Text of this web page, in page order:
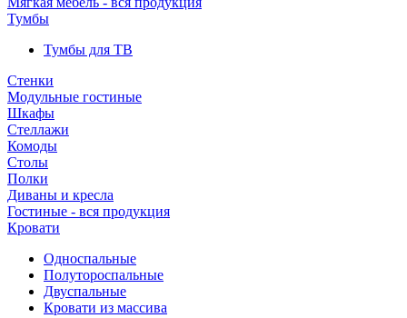
Тумбы
Тумбы для ТВ
Стенки
Модульные гостиные
Шкафы
Стеллажи
Комоды
Столы
Полки
Диваны и кресла
Гостиные - вся продукция
Кровати
Односпальные
Полутороспальные
Двуспальные
Кровати из массива